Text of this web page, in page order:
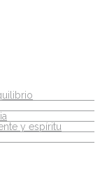
y espíritu